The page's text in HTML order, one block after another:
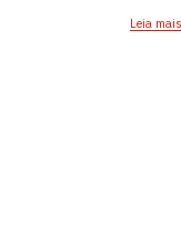
Leia mais